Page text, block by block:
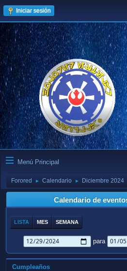
Iniciar sesión
Menú Principal
Forored ► Calendario ► Diciembre 2024
Calendario de
LISTA MES SEMANA
para
Cumpleaños